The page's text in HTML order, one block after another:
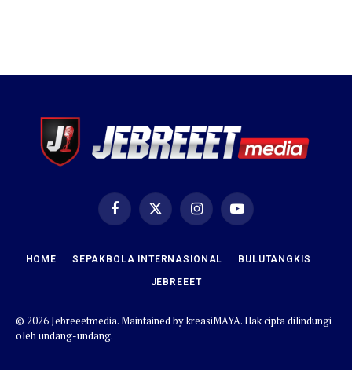
FacebookX
(Twitter)
InstagramYouTube
HOME SEPAKBOLA INTERNASIONAL BULUTANGKIS
JEBREEET
© 2026 Jebreeetmedia. Maintained bykreasiMAYA. Hak cipta dilindungi
oleh undang-undang.